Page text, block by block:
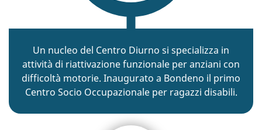
Un nucleo del Centro Diurno si specializza in
attività di riattivazione funzionale per anziani con
difficoltà motorie. Inaugurato a Bondeno il primo
Centro Socio Occupazionale per ragazzi disabili.